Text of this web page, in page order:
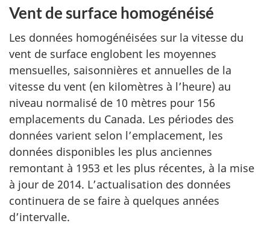
Vent de surface homogénéisé
Les données homogénéisées sur la vitesse du
vent de surface englobent les moyennes
mensuelles, saisonnières et annuelles de la
vitesse du vent (en kilomètres à l’heure) au
niveau normalisé de 10 mètres pour 156
emplacements du Canada. Les périodes des
données varient selon l’emplacement, les
données disponibles les plus anciennes
remontant à 1953 et les plus récentes, à la mise
à jour de 2014. L’actualisation des données
continuera de se faire à quelques années
d’intervalle.